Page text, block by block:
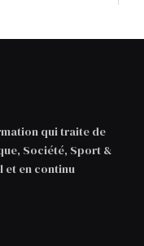
qui traite de
Société, Sport &
et en continu